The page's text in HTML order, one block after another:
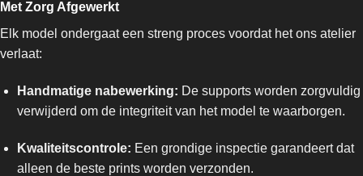
Met Zorg Afgewerkt
Elk model ondergaat een streng proces voordat het ons atelier
verlaat:
Handmatige nabewerking: De supports worden zorgvuldig
verwijderd om de integriteit van het model te waarborgen.
Kwaliteitscontrole: Een grondige inspectie garandeert dat
alleen de beste prints worden verzonden.